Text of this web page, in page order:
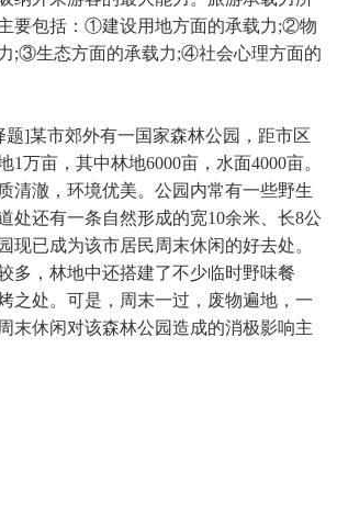
要包括：①建设用地方面的承载力;②物
;③生态方面的承载力;④社会心理方面的
]某市郊外有一国家森林公园，距市区
1万亩，其中林地6000亩，水面4000亩。
清澈，环境优美。公园内常有一些野生
处还有一条自然形成的宽10余米、长8公
现已成为该市居民周末休闲的好去处。
多，林地中还搭建了不少临时野味餐
之处。可是，周末一过，废物遍地，一
末休闲对该森林公园造成的消极影响主